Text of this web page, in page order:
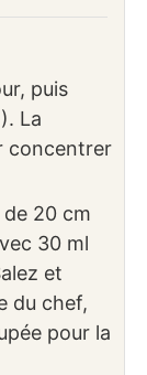
puis
La
concentrer
20 cm
30 ml
et
du chef,
pour la